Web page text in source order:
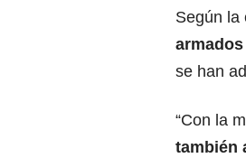
Según la
se han
“Con la
también